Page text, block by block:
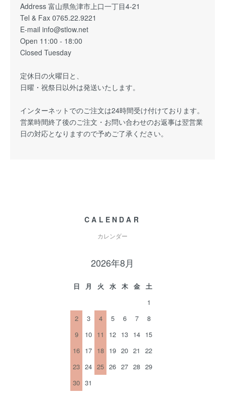
Address 富山県魚津市上口一丁目4-21
Tel & Fax 0765.22.9221
E-mail info@stlow.net
Open 11:00 - 18:00
Closed Tuesday
定休日の火曜日と、
日曜・祝祭日以外は発送いたします。
インターネットでのご注文は24時間受け付けております。
営業時間終了後のご注文・お問い合わせのお返事は翌営業
日の対応となりますので予めご了承ください。
CALENDAR
カレンダー
2026年8月
日 月 火 水 木 金
土
1
2
3 4 5 6 7
8
9
10 11 12 13 14 15
16 17 18 19 20 21
22
23 24 25 26 27 28 29
30 31